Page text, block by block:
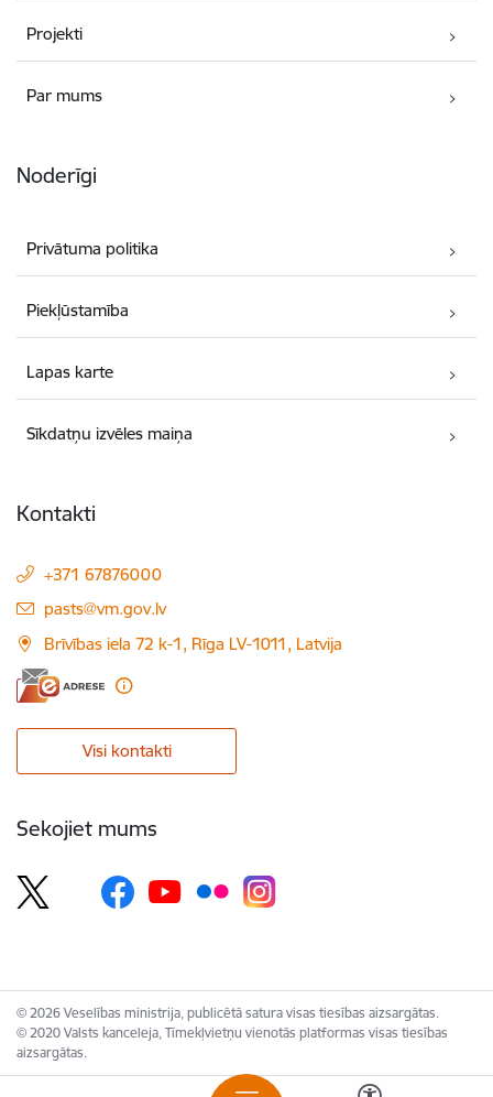
Projekti
Par mums
Noderīgi
Privātuma politika
Piekļūstamība
Lapas karte
Sīkdatņu izvēles maiņa
Kontakti
+371 67876000
E-pasts:
pasts@vm.gov.lv
Brīvības iela 72 k-1, Rīga LV-1011, Latvija
Visi kontakti
Sekojiet mums
© 2026 Veselības ministrija, publicētā satura visas tiesības aizsargātas.
© 2020 Valsts kanceleja, Tīmekļvietņu vienotās platformas visas tiesības
aizsargātas.